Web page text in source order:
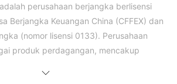
perusahaan berjangka berlisensi
Berjangka Keuangan China (CFFEX) dan
(nomor lisensi 0133). Perusahaan
produk perdagangan, mencakup